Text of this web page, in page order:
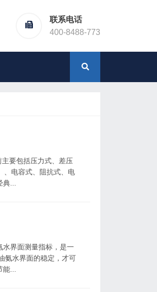
联系电话
400-8488-773
要包括压力式、差压
、电容式、阻抗式、电
...
界面测量指标，是一
氨水界面的稳定，才可
...